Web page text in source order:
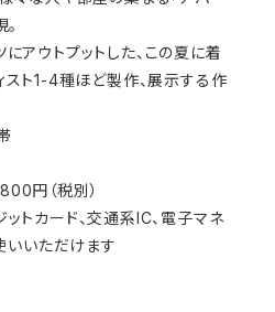
アウトプットした、この夏に着
スト1-4種ほど製作、展示する作
円（税別）
トカード、交通系IC、電子マネ
いいただけます